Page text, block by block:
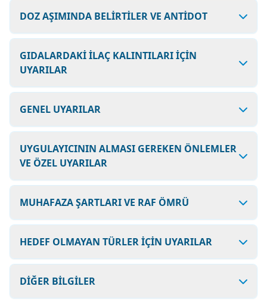
DOZ AŞIMINDA BELİRTİLER VE ANTİDOT
GIDALARDAKİ İLAÇ KALINTILARI İÇİN
UYARILAR
GENEL UYARILAR
UYGULAYICININ ALMASI GEREKEN ÖNLEMLER
VE ÖZEL UYARILAR
MUHAFAZA ŞARTLARI VE RAF ÖMRÜ
HEDEF OLMAYAN TÜRLER İÇİN UYARILAR
DİĞER BİLGİLER